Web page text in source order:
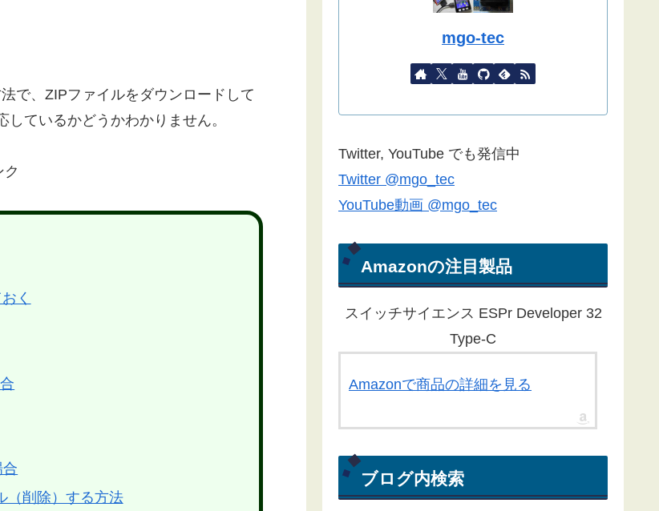
で、ZIPファイルをダウンロードして
ているかどうかわかりません。
ク
く
（削除）する方法
諸事情で記事更新停滞しています。
１年以上経過している記事が殆どな
Blynk2.0で双方向通信できない場合
はこちらの記事
ください(2022/06/24)
ん。ほとんどの記事が１年以上経過
している為、動作しないものもある
ことをご了承ください。
Yahoo RSS天気予報が配信終了し
たことに伴い、気象庁から天気予報
を取得する方法にライブラリを更新
ください(2022/04/15)
Yahoo! RSS天気予報の配信が
2022/03/31で終了してしまいまし
mgo-tec
Twitter, YouTube でも発信中
Twitter @mgo_tec
YouTube動画 @mgo_tec
Amazonの注目製品
スイッチサイエンス ESPr Developer 32
Type-C
Amazonで商品の詳細を見る
ブログ内検索